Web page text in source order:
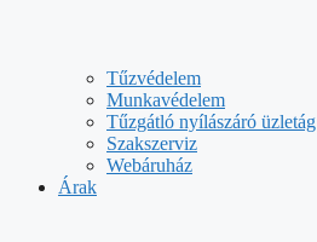
Tűzvédelem
Munkavédelem
Tűzgátló nyílászáró üzletág
Szakszerviz
Webáruház
Árak